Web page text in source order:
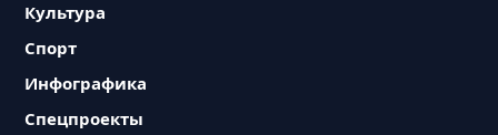
Культура
Спорт
Инфографика
Спецпроекты